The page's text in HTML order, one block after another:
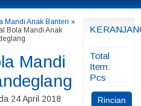
Mandi Anak Banten »
Bola Mandi Anak
Mandi
24 April 2018
Total
Item:
Pcs
Rincian